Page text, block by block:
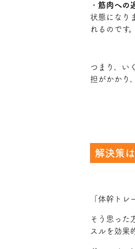
・ 筋肉への
状態になり
れるのです。
つまり、い
担がかかり
解決策
「体幹トレ
そう思った
スルを効果